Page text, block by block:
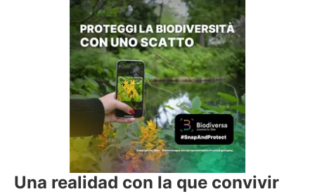
Una realidad con la que convivir